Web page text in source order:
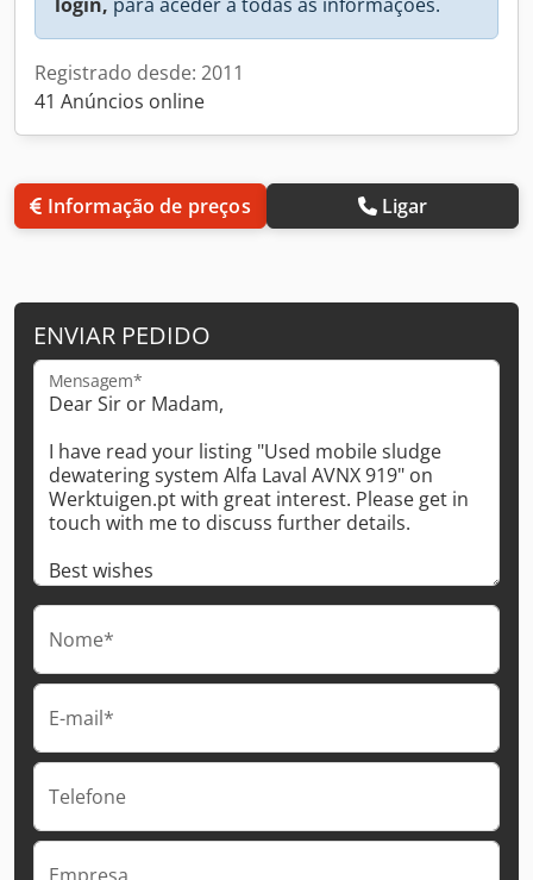
Registrado desde: 2011
41 Anúncios online
Informação de preços Ligar
ENVIAR PEDIDO
Mensagem*
Nome*
E-mail*
Telefone